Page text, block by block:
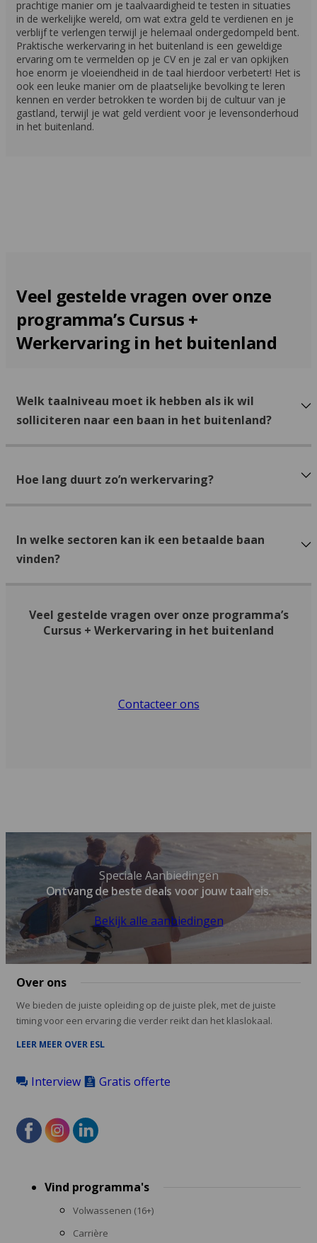
prachtige manier om je taalvaardigheid te testen in situaties
in de werkelijke wereld, om wat extra geld te verdienen en je
verblijf te verlengen terwijl je helemaal ondergedompeld bent.
Praktische werkervaring in het buitenland is een geweldige
ervaring om te vermelden op je CV en je zal er van opkijken
hoe enorm je vloeiendheid in de taal hierdoor verbetert! Het is
ook een leuke manier om de plaatselijke bevolking te leren
kennen en verder betrokken te worden bij de cultuur van je
gastland, terwijl je wat geld verdient voor je levensonderhoud
in het buitenland.
Veel gestelde vragen over onze
programma’s Cursus +
Werkervaring in het buitenland
Welk taalniveau moet ik hebben als ik wil
solliciteren naar een baan in het buitenland?
Hoe lang duurt zo’n werkervaring?
In welke sectoren kan ik een betaalde baan
vinden?
Veel gestelde vragen over onze programma’s
Cursus + Werkervaring in het buitenland
Contacteer ons
Speciale Aanbiedingen
Ontvang de beste deals voor jouw taalreis.
Bekijk alle aanbiedingen
Over ons
We bieden de juiste opleiding op de juiste plek, met de juiste
timing voor een ervaring die verder reikt dan het klaslokaal.
LEER MEER OVER ESL
Interview Gratis offerte
menuVind programma's
Volwassenen (16+)
Carrière